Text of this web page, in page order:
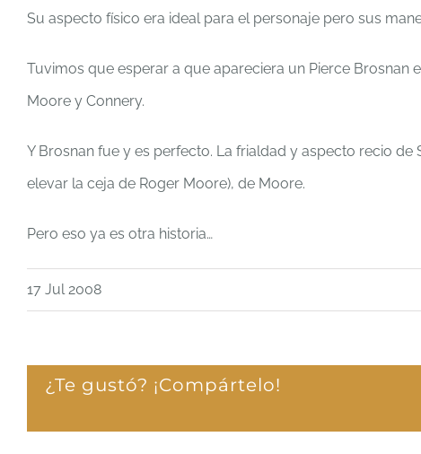
Su aspecto físico era ideal para el personaje pero sus
Tuvimos que esperar a que apareciera un Pierce
Moore y Connery.
Y Brosnan fue y es perfecto. La frialdad y aspecto recio
elevar la ceja de Roger Moore), de Moore.
Pero eso ya es otra historia…
17 Jul 2008
¿Te gustó? ¡Compártelo!